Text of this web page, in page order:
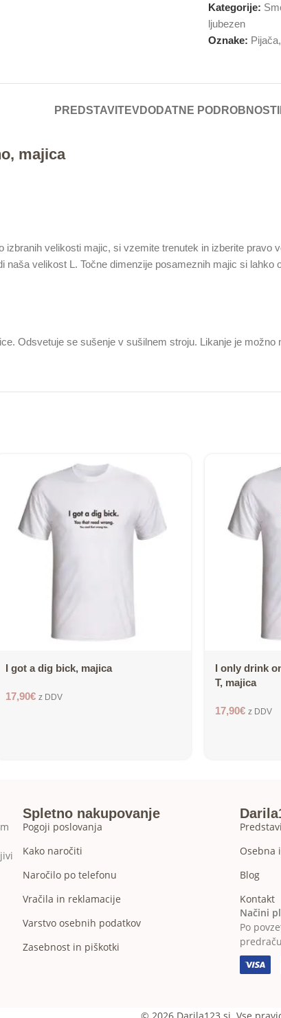
Kategorije:
ljubezen
Oznake: Pijača,
PREDSTAVITEVDODATNE PODROBNOSTI
majica
izbranih velikosti majic, si vzemite trenutek in izberite
naša velikost L. Točne dimenzije posameznih majic si
Odsvetuje se sušenje v sušilnem stroju. Likanje je možno
I got a dig bick, majica
17,90€ z DDV
I only drink
T, majica
17,90€ z DDV
Spletno nakupovanje
Pogoji poslovanja
Kako naročiti
Naročilo po telefonu
Vračila in reklamacije
Varstvo osebnih podatkov
Zasebnost in piškotki
Osebna
Blog
Kontakt
Načini
Po